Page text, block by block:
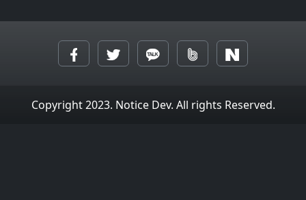
Copyright 2023. Notice Dev. All rights Reserved.